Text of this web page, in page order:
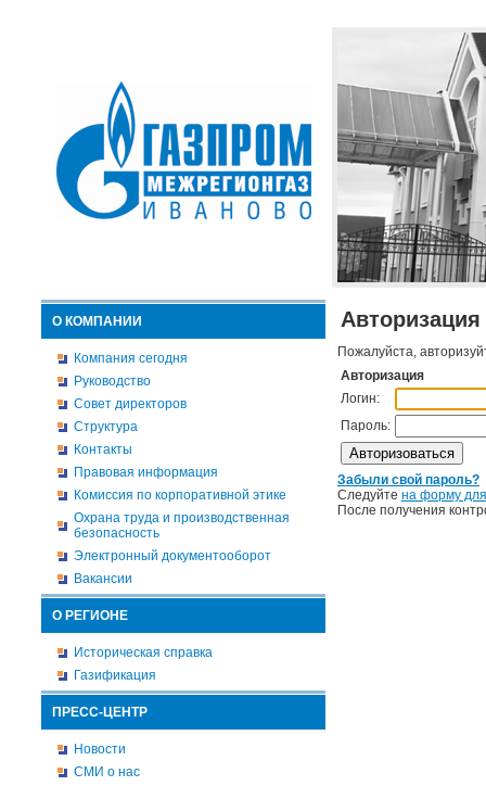
О КОМПАНИИ
Компания сегодня
Руководство
Совет директоров
Структура
Контакты
Правовая информация
Комиссия по корпоративной этике
Охрана труда и производственная
безопасность
Электронный документооборот
Вакансии
О РЕГИОНЕ
Историческая справка
Газификация
ПРЕСС-ЦЕНТР
Новости
СМИ о нас
Авторизация
Пожалуйста,
Авторизация
Логин:
Пароль:
Забыли свой пароль?
Следуйте на форму
После получения